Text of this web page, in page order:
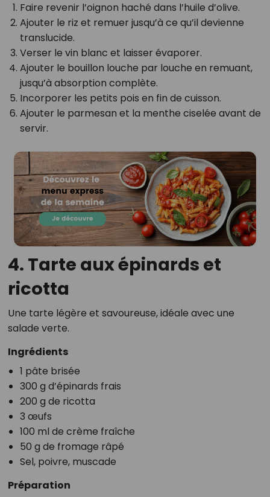
Faire revenir l’oignon haché dans l’huile d’olive.
Ajouter le riz et remuer jusqu’à ce qu’il devienne
translucide.
Verser le vin blanc et laisser évaporer.
Ajouter le bouillon louche par louche en remuant,
jusqu’à absorption complète.
Incorporer les petits pois en fin de cuisson.
Ajouter le parmesan et la menthe ciselée avant de
servir.
4. Tarte aux épinards et
ricotta
Une tarte légère et savoureuse, idéale avec une
salade verte.
Ingrédients
1 pâte brisée
300 g d’épinards frais
200 g de ricotta
3 œufs
100 ml de crème fraîche
50 g de fromage râpé
Sel, poivre, muscade
Préparation